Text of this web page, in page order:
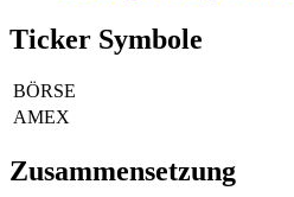
Ticker Symbole
BÖRSE
AMEX
Zusammensetzung